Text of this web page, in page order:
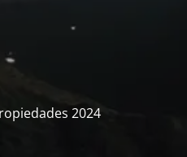
2024